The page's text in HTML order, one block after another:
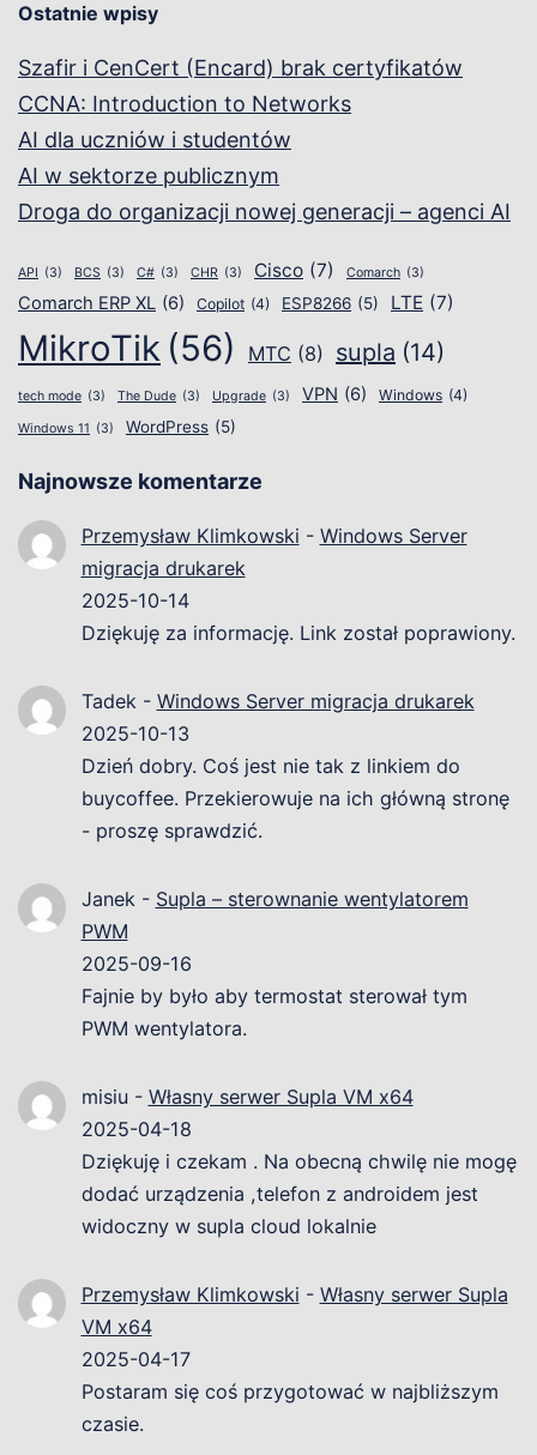
Ostatnie wpisy
Szafir i CenCert (Encard) brak certyfikatów
CCNA: Introduction to Networks
AI dla uczniów i studentów
AI w sektorze publicznym
Droga do organizacji nowej generacji – agenci AI
API (3) BCS (3) C# (3) CHR (3) Cisco (7) Comarch (3)
Comarch ERP XL (6) Copilot (4) ESP8266 (5) LTE (7)
MikroTik (56) MTC (8) supla (14)
tech mode (3) The Dude (3) Upgrade (3) VPN (6) Windows (4)
Windows 11 (3) WordPress (5)
Najnowsze komentarze
Przemysław Klimkowski - Windows Server
migracja drukarek
2025-10-14
Dziękuję za informację. Link został poprawiony.
Tadek- Windows Server migracja drukarek
2025-10-13
Dzień dobry. Coś jest nie tak z linkiem do
buycoffee. Przekierowuje na ich główną stronę
- proszę sprawdzić.
Janek- Supla – sterownanie wentylatorem
PWM
2025-09-16
Fajnie by było aby termostat sterował tym
PWM wentylatora.
misiu- Własny serwer Supla VM x64
2025-04-18
Dziękuję i czekam . Na obecną chwilę nie mogę
dodać urządzenia ,telefon z androidem jest
widoczny w supla cloud lokalnie
Przemysław Klimkowski - Własny serwer Supla
VM x64
2025-04-17
Postaram się coś przygotować w najbliższym
czasie.